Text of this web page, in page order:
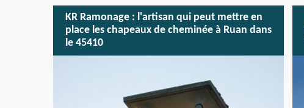
KR Ramonage : l'artisan qui peut mettre en
place les chapeaux de cheminée à Ruan dans
le 45410